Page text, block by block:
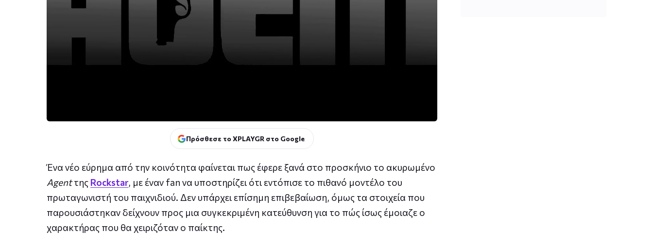
Πρόσθεσε το XPLAYGR στο Google
Ένα νέο εύρημα από την κοινότητα φαίνεται πως έφερε ξανά στο προσκήνιο το ακυρωμένο
Agentτης Rockstar, με έναν fan να υποστηρίζει ότι εντόπισε το πιθανό μοντέλο του
πρωταγωνιστή του παιχνιδιού. Δεν υπάρχει επίσημη επιβεβαίωση, όμως τα στοιχεία που
παρουσιάστηκαν δείχνουν προς μια συγκεκριμένη κατεύθυνση για το πώς ίσως έμοιαζε ο
χαρακτήρας που θα χειριζόταν ο παίκτης.